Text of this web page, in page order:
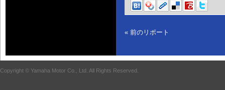
« 前のリポート
Copyright © Yamaha Motor Co., Ltd. All Rights Reserved.